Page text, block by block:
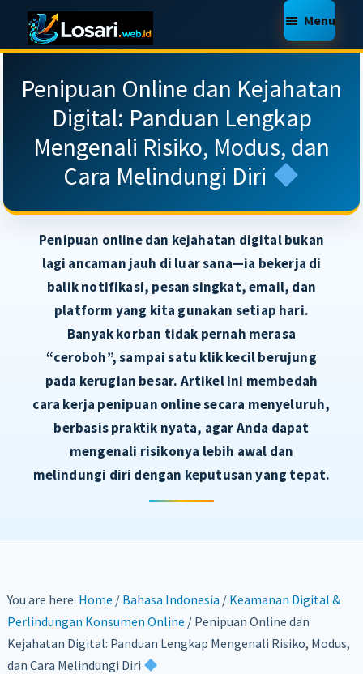
content
sidebar
LOSARI
SERVICE
Jasa
Pembuatan
Website,
Toko
Online,
Berkualitas
Menu
Penipuan Online dan Kejahatan
Digital: Panduan Lengkap
Mengenali Risiko, Modus, dan
Cara Melindungi Diri
Penipuan online dan kejahatan digital bukan
lagi ancaman jauh di luar sana—ia bekerja di
balik notifikasi, pesan singkat, email, dan
platform yang kita gunakan setiap hari.
Banyak korban tidak pernah merasa
“ceroboh”, sampai satu klik kecil berujung
pada kerugian besar. Artikel ini membedah
cara kerja penipuan online secara menyeluruh,
berbasis praktik nyata, agar Anda dapat
mengenali risikonya lebih awal dan
melindungi diri dengan keputusan yang tepat.
You are here: Home / Bahasa Indonesia / Keamanan Digital &
Perlindungan Konsumen Online /Penipuan Online dan
Kejahatan Digital: Panduan Lengkap Mengenali Risiko, Modus,
dan Cara Melindungi Diri